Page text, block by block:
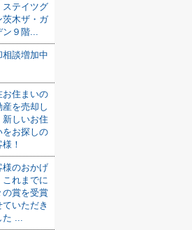
ステイツグ
茨木ザ・ガ
ン９階...
相談増加中
お住まいの
産を売却し
新しいお住
をお探しの
！
様のおかげ
これまでに
の賞を受賞
ていただき
た ...